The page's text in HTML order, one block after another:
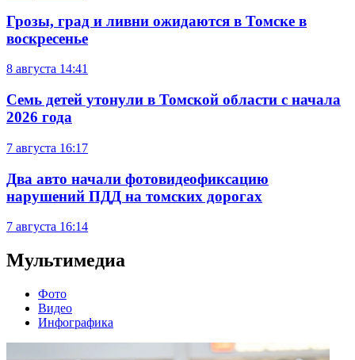
Грозы, град и ливни ожидаются в Томске в
воскресенье
8 августа 14:41
Семь детей утонули в Томской области с начала
2026 года
7 августа 16:17
Два авто начали фотовидеофиксацию
нарушений ПДД на томских дорогах
7 августа 16:14
Мультимедиа
Фото
Видео
Инфографика